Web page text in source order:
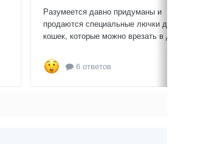
Разумеется давно придуманы и
продаются специальные лючки для
кошек, которые можно врезать в дверь...
6 ответов